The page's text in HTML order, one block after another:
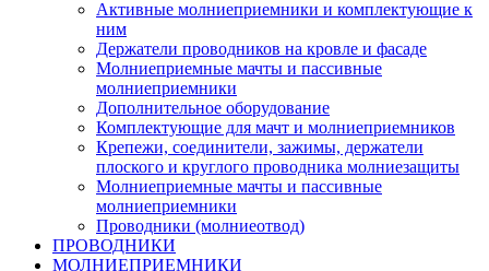
Активные молниеприемники и комплектующие к
ним
Держатели проводников на кровле и фасаде
Молниеприемные мачты и пассивные
молниеприемники
Дополнительное оборудование
Комплектующие для мачт и молниеприемников
Крепежи, соединители, зажимы, держатели
плоского и круглого проводника молниезащиты
Молниеприемные мачты и пассивные
молниеприемники
Проводники (молниеотвод)
ПРОВОДНИКИ
МОЛНИЕПРИЕМНИКИ